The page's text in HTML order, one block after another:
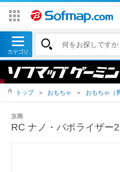
トップ ＞ おもちゃ ＞ おもちゃ（
京商
RC ナノ・バポライザー